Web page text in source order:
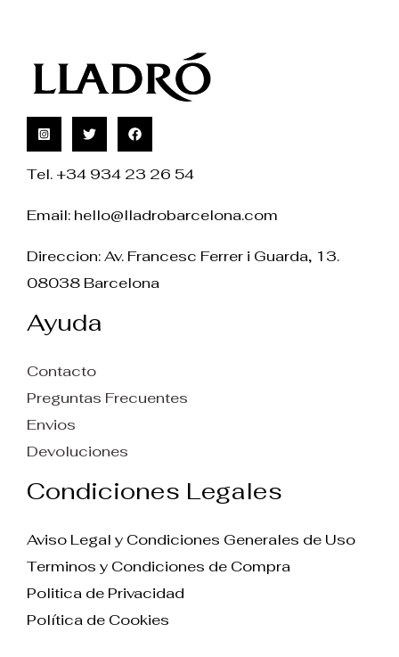
Tel. +34 934 23 26 54
Email: hello@lladrobarcelona.com
Direccion: Av. Francesc Ferrer i Guarda, 13.
08038 Barcelona
Ayuda
Contacto
Preguntas Frecuentes
Envios
Devoluciones
Condiciones Legales
Aviso Legal y Condiciones Generales de Uso
Terminos y Condiciones de Compra
Politica de Privacidad
Política de Cookies